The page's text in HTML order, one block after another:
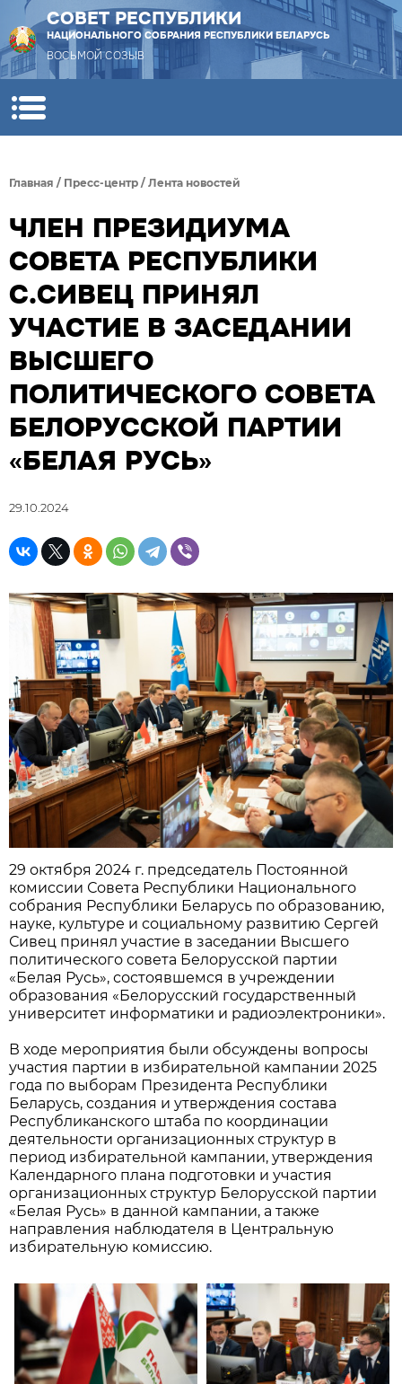
СОВЕТ РЕСПУБЛИКИ
НАЦИОНАЛЬНОГО СОБРАНИЯ РЕСПУБЛИКИ БЕЛАРУСЬ
ВОСЬМОЙ СОЗЫВ
Главная / Пресс-центр / Лента новостей
ЧЛЕН ПРЕЗИДИУМА
СОВЕТА РЕСПУБЛИКИ
С.СИВЕЦ ПРИНЯЛ
УЧАСТИЕ В ЗАСЕДАНИИ
ВЫСШЕГО
ПОЛИТИЧЕСКОГО СОВЕТА
БЕЛОРУССКОЙ ПАРТИИ
«БЕЛАЯ РУСЬ»
29.10.2024
29 октября 2024 г. председатель Постоянной
комиссии Совета Республики Национального
собрания Республики Беларусь по образованию,
науке, культуре и социальному развитию Сергей
Сивец принял участие в заседании Высшего
политического совета Белорусской партии
«Белая Русь», состоявшемся в учреждении
образования «Белорусский государственный
университет информатики и радиоэлектроники».
В ходе мероприятия были обсуждены вопросы
участия партии в избирательной кампании 2025
года по выборам Президента Республики
Беларусь, создания и утверждения состава
Республиканского штаба по координации
деятельности организационных структур в
период избирательной кампании, утверждения
Календарного плана подготовки и участия
организационных структур Белорусской партии
«Белая Русь» в данной кампании, а также
направления наблюдателя в Центральную
избирательную комиссию.